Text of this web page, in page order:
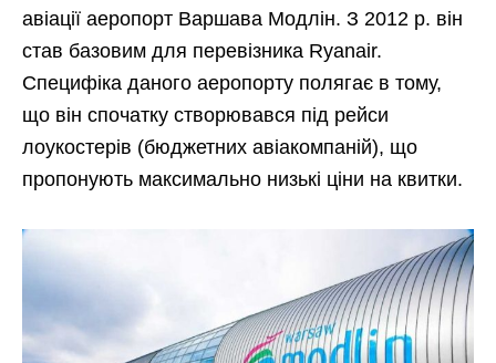
авіації аеропорт Варшава Модлін. З 2012 р. він
став базовим для перевізника Ryanair.
Специфіка даного аеропорту полягає в тому,
що він спочатку створювався під рейси
лоукостерів (бюджетних авіакомпаній), що
пропонують максимально низькі ціни на квитки.